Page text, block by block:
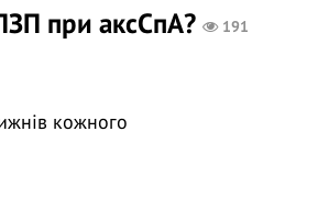
при аксСпА? 191
кожного